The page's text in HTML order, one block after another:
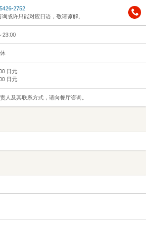
2752
询或许只能对应日语，敬请谅解。
23:00
日元
日元
人及其联系方式，请向餐厅咨询。